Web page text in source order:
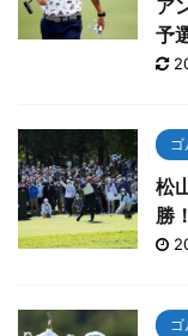
ア
予
ゴ
松
勝
ゴ